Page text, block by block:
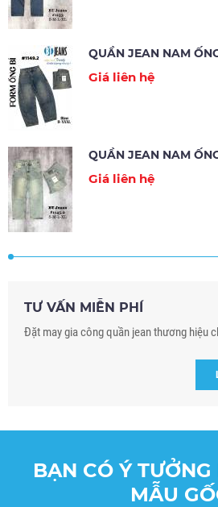
QUẦN JEAN NAM
Giá liên hệ
QUẦN JEAN NAM
Giá liên hệ
TƯ VẤN MIỄN PHÍ
Đặt may gia công quần jean thương hiệu
BẠN CÓ Ý
MẪU